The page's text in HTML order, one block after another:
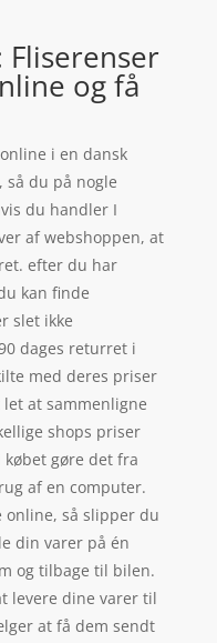
Fliserenser
og få
i en dansk
du på nogle
du handler I
af webshoppen, at
efter du har
kan finde
slet ikke
dages returret i
med deres priser
at sammenligne
shops priser
købet gøre det fra
af en computer.
online, så slipper du
din varer på én
og tilbage til bilen.
levere dine varer til
at få dem sendt